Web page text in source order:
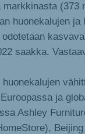
markkinasta (373
huonekalujen ja
saakka.
huonekalujen
ja
Ashley